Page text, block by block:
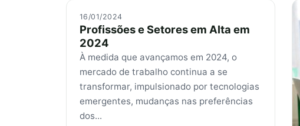
16/01/2024
Profissões e Setores em Alta em
2024
À medida que avançamos em 2024, o
mercado de trabalho continua a se
transformar, impulsionado por tecnologias
emergentes, mudanças nas preferências
dos...